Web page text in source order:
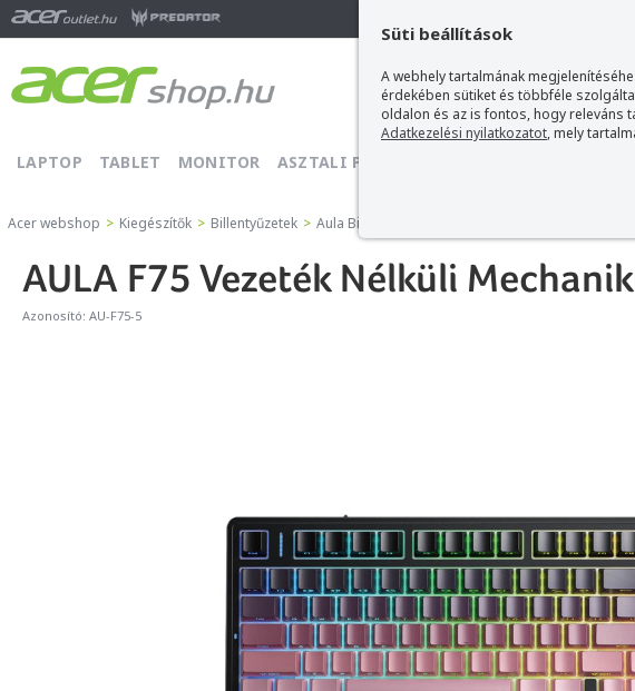
Süti beállítások
A webhely tartalmának
érdekében sütiket és többféle
oldalon és az is fontos, hogy releváns
Adatkezelési nyilatkozatot, mely
LAPTOP TABLET MONITOR ASZTALI PC
Acer webshop > Kiegészítők > Billentyűzetek > Aula Billentyűzetek
AULA F75 Vezeték Nélküli
Azonosító: AU-F75-5